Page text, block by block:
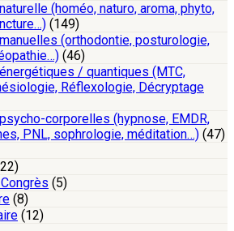
(homéo, naturo, aroma, phyto,
(149)
(orthodontie, posturologie,
(46)
/ quantiques (MTC,
Réflexologie, Décryptage
corporelles (hypnose, EMDR,
PNL, sophrologie, méditation…) (47)
(5)
(8)
(12)